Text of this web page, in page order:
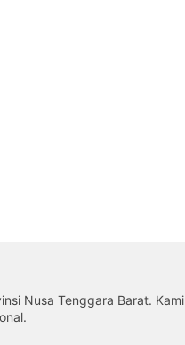
Nusa Tenggara Barat.